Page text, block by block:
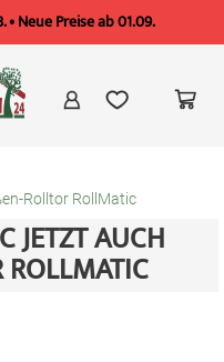
Neue Preise ab 01.09.
Rolltor RollMatic
JETZT AUCH